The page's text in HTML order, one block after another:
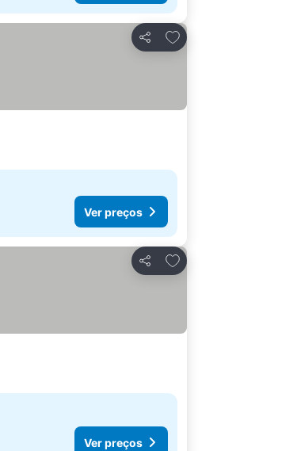
Partilhar
Adicionar aos favoritos
Ver preços
Partilhar
Adicionar aos favoritos
Ver preços